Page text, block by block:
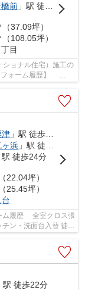
橋前」駅 徒歩39分
37.09坪）
108.05坪）
丁目
ショナル住宅）施工の
フォーム履歴】
津 」駅 徒歩16分
ヶ浜 」駅 徒歩20分
駅 徒歩24分
22.04坪）
25.45坪）
ム履歴 全室クロス張
ン・洗面台入替 徒歩
駅 徒歩22分